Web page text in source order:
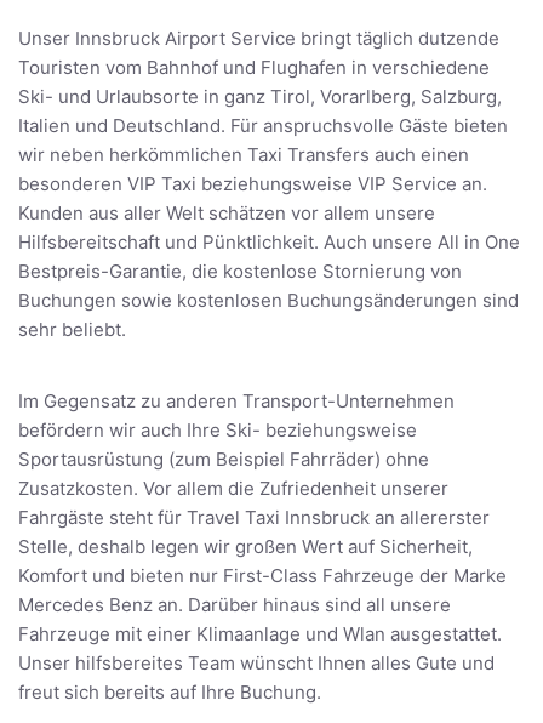
Unser Innsbruck Airport Service bringt täglich dutzende
Touristen vom Bahnhof und Flughafen in verschiedene
Ski- und Urlaubsorte in ganz Tirol, Vorarlberg, Salzburg,
Italien und Deutschland. Für anspruchsvolle Gäste bieten
wir neben herkömmlichen Taxi Transfers auch einen
besonderen VIP Taxi beziehungsweise VIP Service an.
Kunden aus aller Welt schätzen vor allem unsere
Hilfsbereitschaft und Pünktlichkeit. Auch unsere All in One
Bestpreis-Garantie, die kostenlose Stornierung von
Buchungen sowie kostenlosen Buchungsänderungen sind
sehr beliebt.
Im Gegensatz zu anderen Transport-Unternehmen
befördern wir auch Ihre Ski- beziehungsweise
Sportausrüstung (zum Beispiel Fahrräder) ohne
Zusatzkosten. Vor allem die Zufriedenheit unserer
Fahrgäste steht für Travel Taxi Innsbruck an allererster
Stelle, deshalb legen wir großen Wert auf Sicherheit,
Komfort und bieten nur First-Class Fahrzeuge der Marke
Mercedes Benz an. Darüber hinaus sind all unsere
Fahrzeuge mit einer Klimaanlage und Wlan ausgestattet.
Unser hilfsbereites Team wünscht Ihnen alles Gute und
freut sich bereits auf Ihre Buchung.